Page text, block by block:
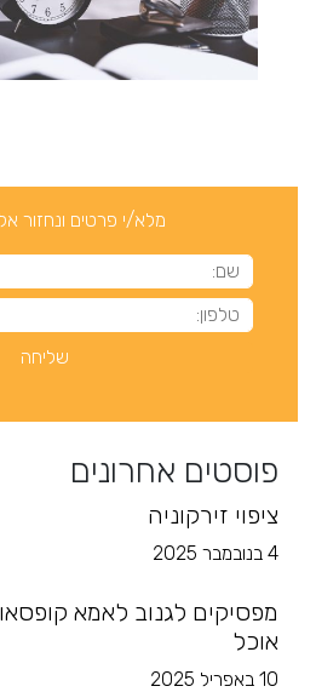
מלא/י פרטים ונחזור
פוסטים אחרונים
ציפוי זירקוניה
4 בנובמבר 2025
מפסיקים לגנוב לאמא
אוכל
10 באפריל 2025